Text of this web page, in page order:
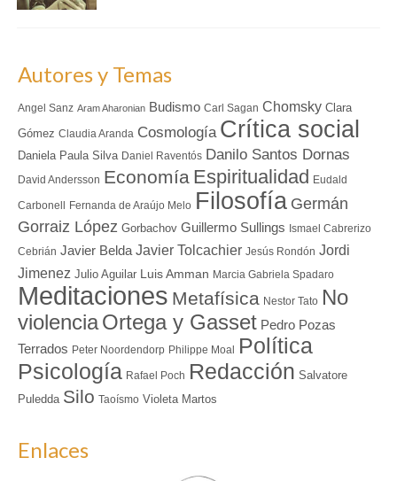
Autores y Temas
Angel Sanz Aram Aharonian Budismo Carl Sagan Chomsky Clara
Gómez Claudia Aranda Cosmología Crítica social
Daniela Paula Silva Daniel Raventós Danilo Santos Dornas
David Andersson Economía Espiritualidad Eudald
Carbonell Fernanda de Araújo Melo Filosofía Germán
Gorraiz López Gorbachov Guillermo Sullings Ismael Cabrerizo
Cebrián Javier Belda Javier Tolcachier Jesús Rondón Jordi
Jimenez Julio Aguilar Luis Amman Marcia Gabriela Spadaro
Meditaciones Metafísica Nestor Tato No
violenciaOrtega y Gasset Pedro Pozas
Terrados Peter Noordendorp Philippe Moal
Política
Psicología Rafael Poch Redacción Salvatore
Puledda Silo Taoísmo Violeta Martos
Enlaces